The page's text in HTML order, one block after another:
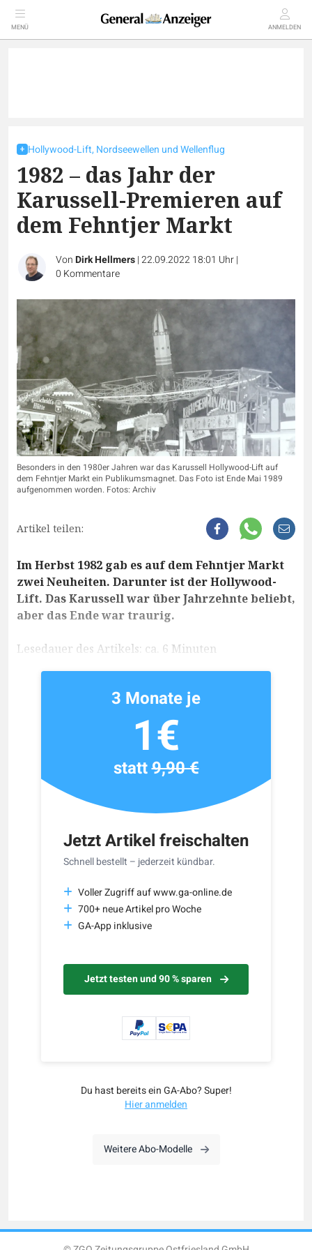
MENÜ ANMELDEN
Hollywood-Lift, Nordseewellen und Wellenflug
1982 – das Jahr der
Karussell-Premieren auf
dem Fehntjer Markt
VonDirk Hellmers|22.09.2022 18:01 Uhr|
0 Kommentare
Besonders in den 1980er Jahren war das Karussell Hollywood-Lift auf
dem Fehntjer Markt ein Publikumsmagnet. Das Foto ist Ende Mai 1989
aufgenommen worden. Fotos: Archiv
Artikel teilen:
Im Herbst 1982 gab es auf dem Fehntjer Markt
zwei Neuheiten. Darunter ist der Hollywood-
Lift. Das Karussell war über Jahrzehnte beliebt,
aber das Ende war traurig.
Lesedauer des Artikels: ca. 6 Minuten
Jetzt Artikel freischalten
Schnell bestellt – jederzeit kündbar.
Voller Zugriff auf www.ga-online.de
700+ neue Artikel pro Woche
GA-App inklusive
Jetzt testen und 90 % sparen
3 Monate je
1€
statt9,90 €
Du hast bereits ein GA-Abo? Super!
Hier anmelden
Weitere Abo-Modelle